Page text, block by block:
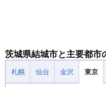
茨城県結城市と主要都市
札幌 仙台 金沢 東京